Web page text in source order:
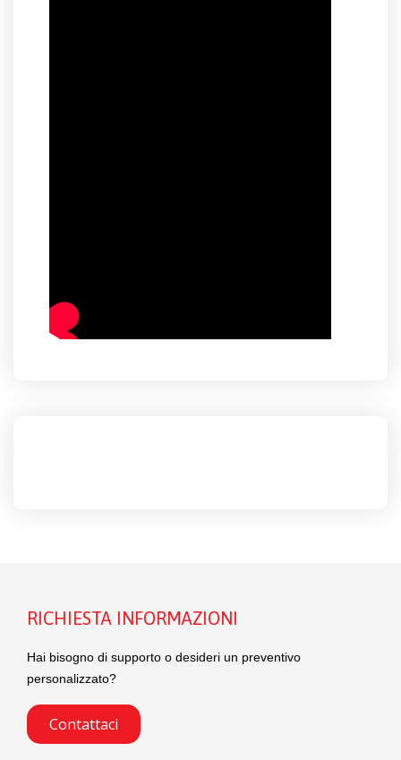
RICHIESTA INFORMAZIONI
Hai bisogno di supporto o desideri un preventivo
personalizzato?
Contattaci